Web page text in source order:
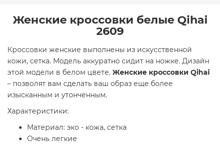
Женские кроссовки белые Qihai
2609
Кроссовки женские выполнены из искусственной
кожи, сетка. Модель аккуратно сидит на ножке. Дизайн
этой модели в белом цвете. Женские кроссовки Qihai
– позволят вам сделать ваш образ еще более
изысканным и утонченным.
Характеристики:
Материал: эко - кожа, сетка
Очень легкие